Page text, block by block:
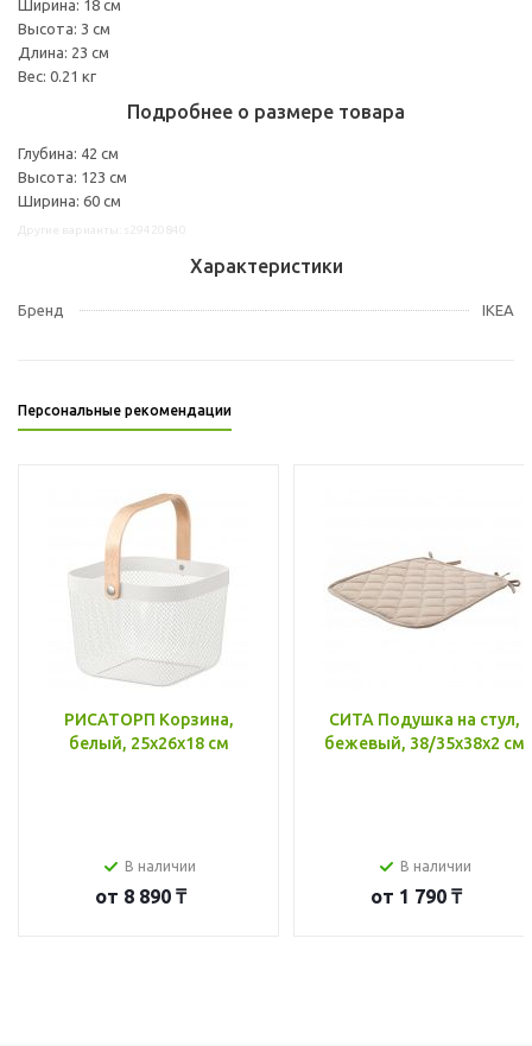
Ширина: 18 см
Высота: 3 см
Длина: 23 см
Вес: 0.21 кг
Подробнее о размере товара
Глубина: 42 см
Высота: 123 см
Ширина: 60 см
Характеристики
Бренд IKEA
Персональные рекомендации
РИСАТОРП Корзина,
белый, 25x26x18 см
В наличии
от 8 890 ₸
СИТА Подушка на стул,
бежевый, 38/35x38x2 см
В наличии
от 1 790 ₸